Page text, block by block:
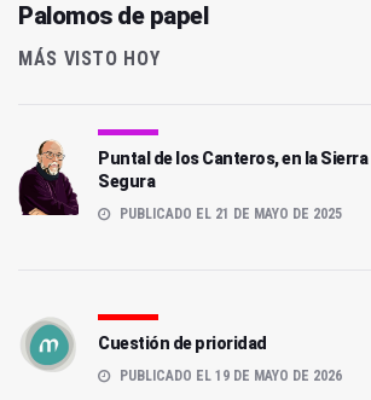
Palomos de papel
MÁS VISTO HOY
Puntal de los Canteros, en la
Segura
PUBLICADO EL 21 DE MAYO DE 2025
Cuestión de prioridad
PUBLICADO EL 19 DE MAYO DE 2026